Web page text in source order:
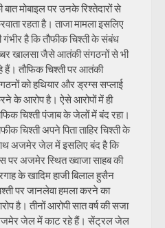
बात मोबाइल पर उनके रिश्तेदारों से
रहता है। ताजा मामला इसलिए
गंभीर है कि तौफीक चिश्ती के संबंध
खालसा जैसे आतंकी संगठनों से भी
हैं। तौफिक चिश्ती पर आतंकी
को हथियार और ड्रग्स सप्लाई
के आरोप है। ऐसे आरोपों में ही
चिश्ती पंजाब के जेलों में बंद रहा।
चिश्ती अपने पिता ताहिर चिश्ती के
अजमेर जेल में इसलिए बंद है कि
पर अजमेर स्थित ख्वाजा साहब की
के खादिम हाजी बिलाल हुसैन
पर जानलेवा हमला करने का
है। तीनों आरोपी सात वर्ष की सजा
जेल में काट रहे हैं। सेंट्रल जेल